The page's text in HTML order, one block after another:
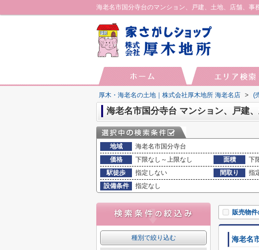
厚木・海老名の土地｜株式会社厚木地所 海老名店 > (
地域
海老名市国分寺台
価格
下限なし～上限なし 面積 下
駅徒歩
指定しない 間取り
指
設備条件
指定なし
販売物
海老名
種別で絞り込む